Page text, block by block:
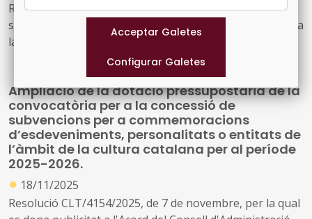
Resolució CLT/4246/2025, de 14 de novembre, de
segona modificació de la dotació de la convocatòria per a
la concessió d'ajuts a projectes culturals, en règim de
concurrència no competitiva, en les modalitats
d'aportacions reintegrables i subvencions
Ampliació de la dotació pressupostària de la
convocatòria per a la concessió de
subvencions per a commemoracions
d’esdeveniments, personalitats o entitats de
l’àmbit de la cultura catalana per al període
2025-2026.
● 18/11/2025
Resolució CLT/4154/2025, de 7 de novembre, per la qual